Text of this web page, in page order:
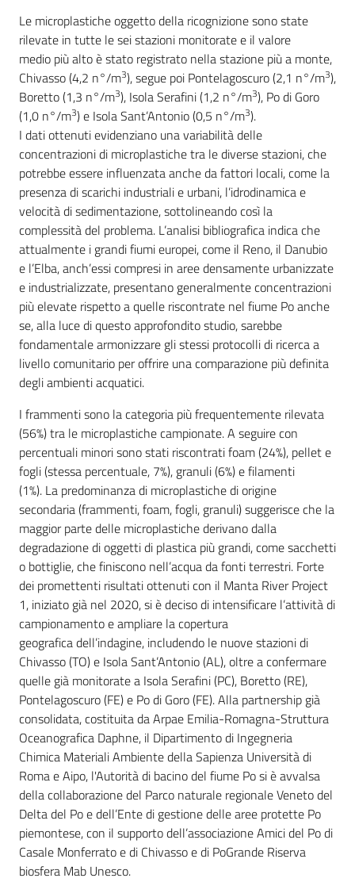
Le microplastiche oggetto della ricognizione sono state
rilevate in tutte le sei stazioni monitorate e il valore
medio più alto è stato registrato nella stazione più a monte,
Chivasso (4,2 n°/m3), segue poi Pontelagoscuro (2,1 n°/m3),
Boretto (1,3 n°/m3), Isola Serafini (1,2 n°/m3), Po di Goro
(1,0 n°/m3) e Isola Sant’Antonio (0,5 n°/m3).
I dati ottenuti evidenziano una variabilità delle
concentrazioni di microplastiche tra le diverse stazioni, che
potrebbe essere influenzata anche da fattori locali, come la
presenza di scarichi industriali e urbani, l’idrodinamica e
velocità di sedimentazione, sottolineando così la
complessità del problema. L’analisi bibliografica indica che
attualmente i grandi fiumi europei, come il Reno, il Danubio
e l’Elba, anch’essi compresi in aree densamente urbanizzate
e industrializzate, presentano generalmente concentrazioni
più elevate rispetto a quelle riscontrate nel fiume Po anche
se, alla luce di questo approfondito studio, sarebbe
fondamentale armonizzare gli stessi protocolli di ricerca a
livello comunitario per offrire una comparazione più definita
degli ambienti acquatici.
I frammenti sono la categoria più frequentemente rilevata
(56%) tra le microplastiche campionate. A seguire con
percentuali minori sono stati riscontrati foam (24%), pellet e
fogli (stessa percentuale, 7%), granuli (6%) e filamenti
(1%). La predominanza di microplastiche di origine
secondaria (frammenti, foam, fogli, granuli) suggerisce che la
maggior parte delle microplastiche derivano dalla
degradazione di oggetti di plastica più grandi, come sacchetti
o bottiglie, che finiscono nell’acqua da fonti terrestri. Forte
dei promettenti risultati ottenuti con il Manta River Project
1, iniziato già nel 2020, si è deciso di intensificare l’attività di
campionamento e ampliare la copertura
geografica dell’indagine, includendo le nuove stazioni di
Chivasso (TO) e Isola Sant’Antonio (AL), oltre a confermare
quelle già monitorate a Isola Serafini (PC), Boretto (RE),
Pontelagoscuro (FE) e Po di Goro (FE). Alla partnership già
consolidata, costituita da Arpae Emilia-Romagna-Struttura
Oceanografica Daphne, il Dipartimento di Ingegneria
Chimica Materiali Ambiente della Sapienza Università di
Roma e Aipo, l'Autorità di bacino del fiume Po si è avvalsa
della collaborazione del Parco naturale regionale Veneto del
Delta del Po e dell’Ente di gestione delle aree protette Po
piemontese, con il supporto dell’associazione Amici del Po di
Casale Monferrato e di Chivasso e di PoGrande Riserva
biosfera Mab Unesco.